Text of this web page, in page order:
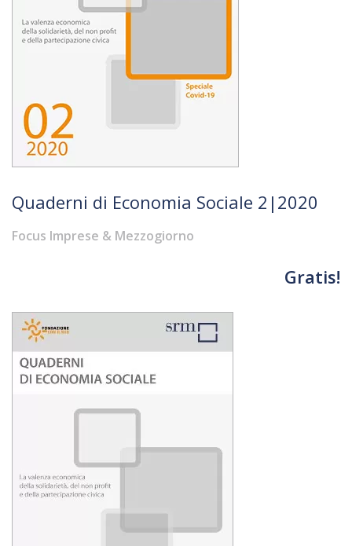
Quaderni di Economia Sociale 2|2020
Focus Imprese & Mezzogiorno
Gratis!